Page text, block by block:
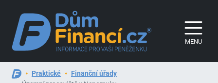
MENU
Praktické
Finanční úřady